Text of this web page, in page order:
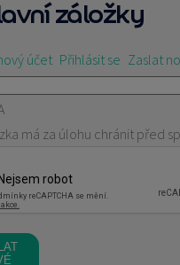
záložky
účet Přihlásit se Zaslat
má za úlohu chránit před